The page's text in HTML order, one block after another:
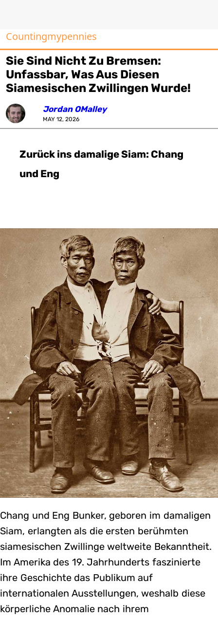
Countingmypennies
Sie Sind Nicht Zu Bremsen:
Unfassbar, Was Aus Diesen
Siamesischen Zwillingen Wurde!
Jordan OMalley
MAY 12, 2026
Zurück ins damalige Siam: Chang
und Eng
Chang und Eng Bunker, geboren im damaligen
Siam, erlangten als die ersten berühmten
siamesischen Zwillinge weltweite Bekanntheit.
Im Amerika des 19. Jahrhunderts faszinierte
ihre Geschichte das Publikum auf
internationalen Ausstellungen, weshalb diese
körperliche Anomalie nach ihrem